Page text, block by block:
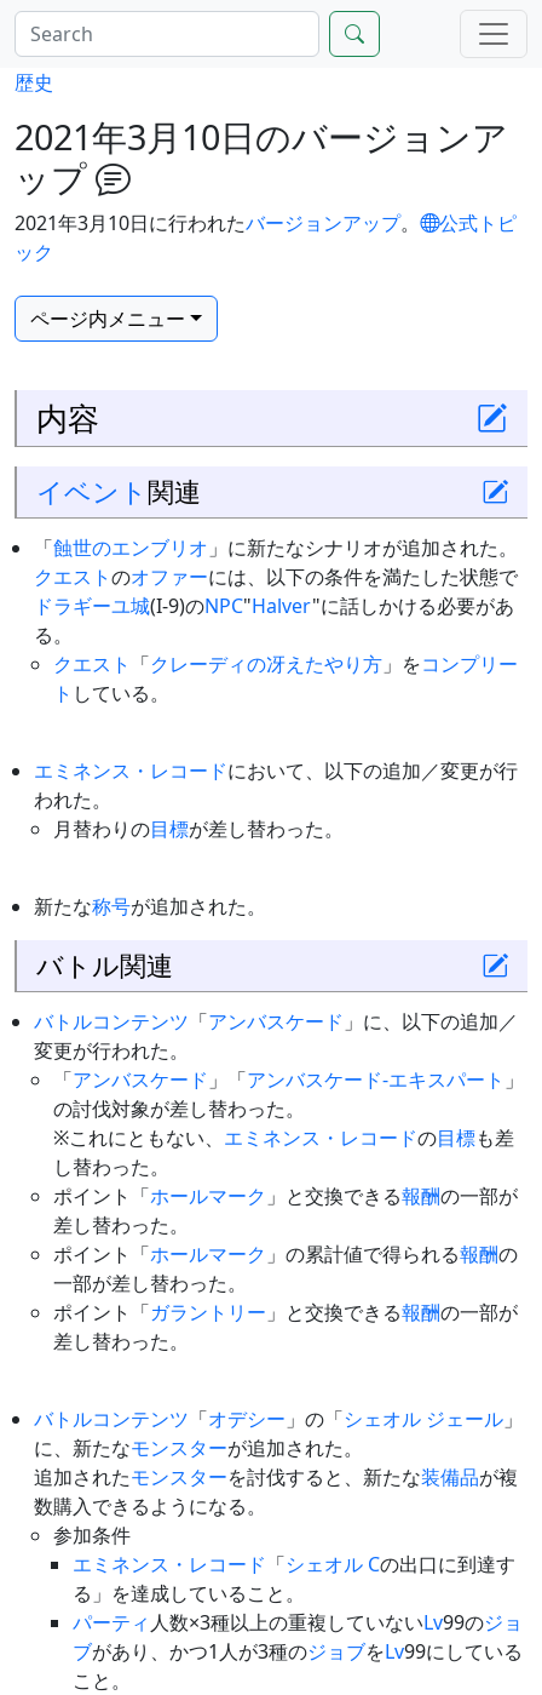
歴史
2021年3月10日のバージョンア
ップ
2021年3月10日に行われたバージョンアップ。
公式トピ
ック
ページ内メニュー
内容
イベント 関連
「蝕世のエンブリオ 」に新たなシナリオが追加された。
クエストのオファーには、以下の条件を満たした状態で
ドラギーユ城(I-9)のNPC"Halver"に話しかける必要があ
る。
クエスト 「クレーディの冴えたやり方 」をコンプリー
ト している。
エミネンス・レコードにおいて、以下の追加／変更が行
われた。
月替わりの目標が差し替わった。
新たな称号が追加された。
バトル関連
バトルコンテンツ 「アンバスケード 」に、以下の追加／
変更が行われた。
「アンバスケード 」「アンバスケード-エキスパート 」
の討伐対象が差し替わった。
※これにともない、 エミネンス・レコードの目標も差
し替わった。
ポイント「ホールマーク 」と交換できる報酬の一部が
差し替わった。
ポイント「ホールマーク 」の累計値で得られる報酬の
一部が差し替わった。
ポイント「ガラントリー 」と交換できる報酬の一部が
差し替わった。
バトルコンテンツ 「オデシー 」の「シェオル ジェール 」
に、新たなモンスターが追加された。
追加されたモンスターを討伐すると、新たな装備品が複
数購入できるようになる。
参加条件
エミネンス・レコード 「シェオル Cの出口に到達す
る」を達成していること。
パーティ 人数×3種以上の重複していないLv99のジョ
ブがあり、かつ1人が3種のジョブをLv99にしている
こと。